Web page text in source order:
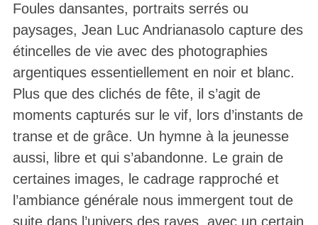
Foules dansantes, portraits serrés ou
paysages, Jean Luc Andrianasolo capture des
étincelles de vie avec des photographies
argentiques essentiellement en noir et blanc.
Plus que des clichés de fête, il s’agit de
moments capturés sur le vif, lors d’instants de
transe et de grâce. Un hymne à la jeunesse
aussi, libre et qui s’abandonne. Le grain de
certaines images, le cadrage rapproché et
l’ambiance générale nous immergent tout de
suite dans l’univers des raves, avec un certain